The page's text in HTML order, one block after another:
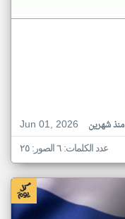
Jun 01, 2026
منذ شهرين
عدد الكلمات: ٦ الصور: ٢٥